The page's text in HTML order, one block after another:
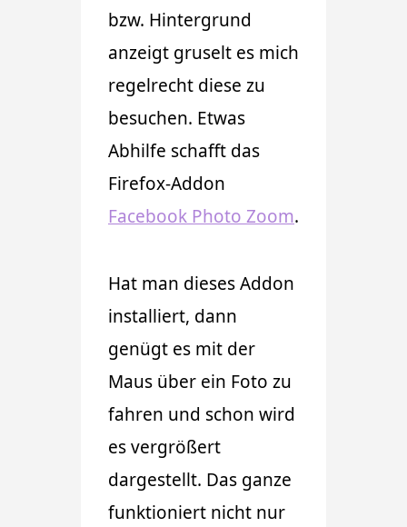
bzw. Hintergrund
anzeigt gruselt es mich
regelrecht diese zu
besuchen. Etwas
Abhilfe schafft das
Firefox-Addon
Facebook Photo Zoom.
Hat man dieses Addon
installiert, dann
genügt es mit der
Maus über ein Foto zu
fahren und schon wird
es vergrößert
dargestellt. Das ganze
funktioniert nicht nur